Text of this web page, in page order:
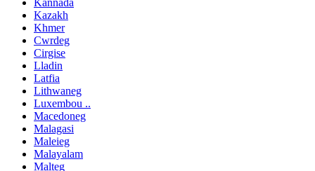
Kannada
Kazakh
Khmer
Cwrdeg
Cirgise
Lladin
Latfia
Lithwaneg
Luxembou ..
Macedoneg
Malagasi
Maleieg
Malayalam
Malteg